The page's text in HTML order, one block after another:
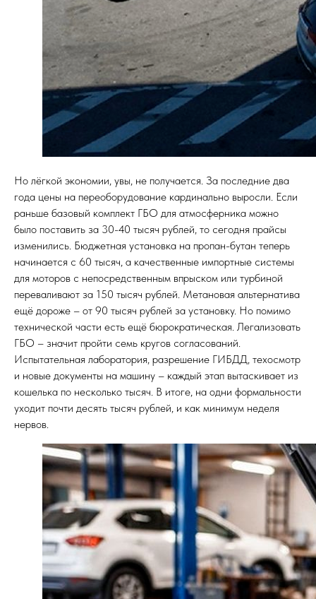
Но лёгкой экономии, увы, не получается. За последние два
года цены на переоборудование кардинально выросли. Если
раньше базовый комплект ГБО для атмосферника можно
было поставить за 30-40 тысяч рублей, то сегодня прайсы
изменились. Бюджетная установка на пропан-бутан теперь
начинается с 60 тысяч, а качественные импортные системы
для моторов с непосредственным впрыском или турбиной
переваливают за 150 тысяч рублей. Метановая альтернатива
ещё дороже – от 90 тысяч рублей за установку. Но помимо
технической части есть ещё бюрократическая. Легализовать
ГБО – значит пройти семь кругов согласований.
Испытательная лаборатория, разрешение ГИБДД, техосмотр
и новые документы на машину – каждый этап вытаскивает из
кошелька по несколько тысяч. В итоге, на одни формальности
уходит почти десять тысяч рублей, и как минимум неделя
нервов.